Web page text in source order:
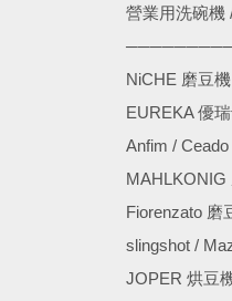
營業用洗碗機
NiCHE 磨豆機
EUREKA 優
Anfim /
MAHLKONIG
Fiorenzato 磨
slingshot /
JOPER 烘豆